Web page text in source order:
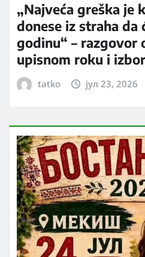
„Najveća greška je
donese iz straha
godinu“ – razgovor
upisnom roku i
tatko јул 23, 2026